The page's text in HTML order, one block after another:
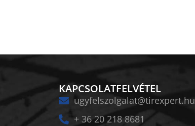
KAPCSOLATFELVÉTEL
ugyfelszolgalat@tirexpert.hu
+ 36 20 218 8681